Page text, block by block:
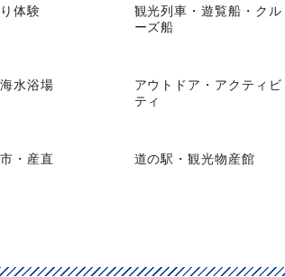
体験
観光列車・遊覧船・クル
ーズ船
水浴場
アウトドア・アクティビ
ティ
・産直 道の駅・観光物産館